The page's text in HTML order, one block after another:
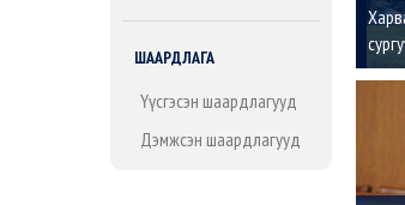
ШААРДЛАГА
Үүсгэсэн шаардлагууд
Дэмжсэн шаардлагууд